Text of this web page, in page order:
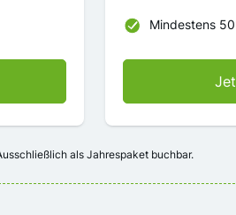
Mindestens
als Jahrespaket buchbar.